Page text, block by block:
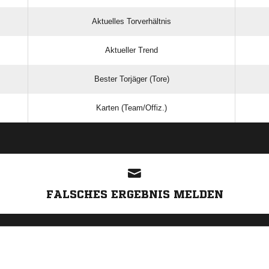
Aktuelles Torverhältnis
Aktueller Trend
Bester Torjäger (Tore)
Karten (Team/Offiz.)
FALSCHES ERGEBNIS MELDEN